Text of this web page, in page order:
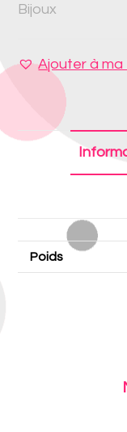
Bijoux
Ajouter à ma
Poids